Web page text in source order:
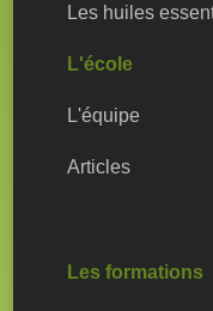
Les huiles
L'école
L'équipe
Articles
Les formations